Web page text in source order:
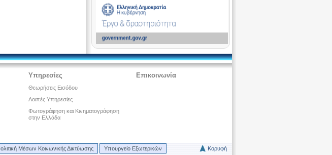
Υπηρεσίες
Θεωρήσεις Εισόδου
Λοιπές Υπηρεσίες
Φωτογράφηση και Κινηματογράφηση
στην Ελλάδα
Επικοινωνία
Μέσων Κοινωνικής Δικτύωσης Υπουργείο Εξωτερικών Κορυφή